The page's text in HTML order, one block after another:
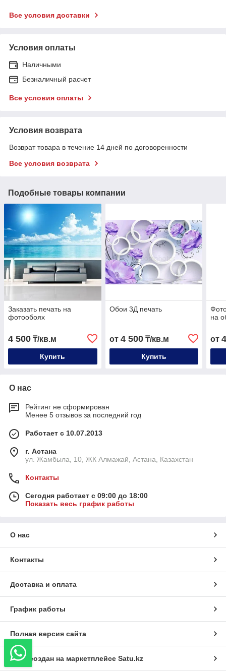
Все условия доставки
Условия оплаты
Наличными
Безналичный расчет
Все условия оплаты
Условия возврата
Возврат товара в течение 14 дней по договоренности
Все условия возврата
Подобные товары компании
Заказать печать на
фотообоях
4 500 ₸/кв.м
Купить
Обои 3Д печать
от 4 500₸/кв.м
Купить
на
от
О нас
Рейтинг не сформирован
Менее 5 отзывов за последний год
Работает с 10.07.2013
г. Астана
ул. Жамбыла, 10, ЖК Алмажай, Астана, Казахстан
Контакты
Сегодня работает с 09:00 до 18:00
Показать весь график работы
О нас
Контакты
Доставка и оплата
График работы
Полная версия сайта
Сайт создан на маркетплейсе Satu.kz